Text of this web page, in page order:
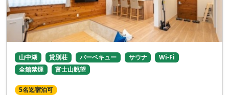
山中湖 貸別荘 バーベキュー サウナ
Wi-Fi
全館禁煙
富士山眺望
5名迄宿泊可